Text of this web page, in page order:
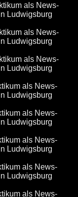
als News-
Ludwigsburg
als News-
Ludwigsburg
als News-
Ludwigsburg
als News-
Ludwigsburg
als News-
Ludwigsburg
als News-
Ludwigsburg
als News-
Ludwigsburg
als News-